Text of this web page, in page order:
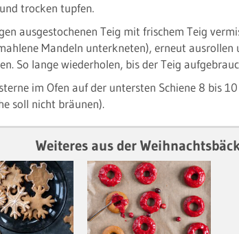
trocken tupfen.
ausgestochenen Teig mit frischem Teig
Mandeln unterkneten), erneut ausrollen
So lange wiederholen, bis der Teig
im Ofen auf der untersten Schiene 8 bis
soll nicht bräunen).
Weiteres aus der